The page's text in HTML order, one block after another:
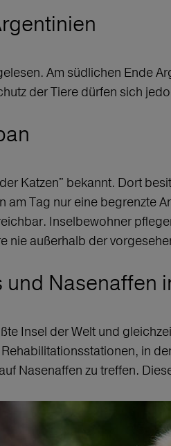
Am südlichen Ende
der Tiere dürfen sich
Katzen" bekannt. Dort
am Tag nur eine begrenzte
Inselbewohner
nie außerhalb der
und Nasenaffen
Insel der Welt und
in
Nasenaffen zu treffen.